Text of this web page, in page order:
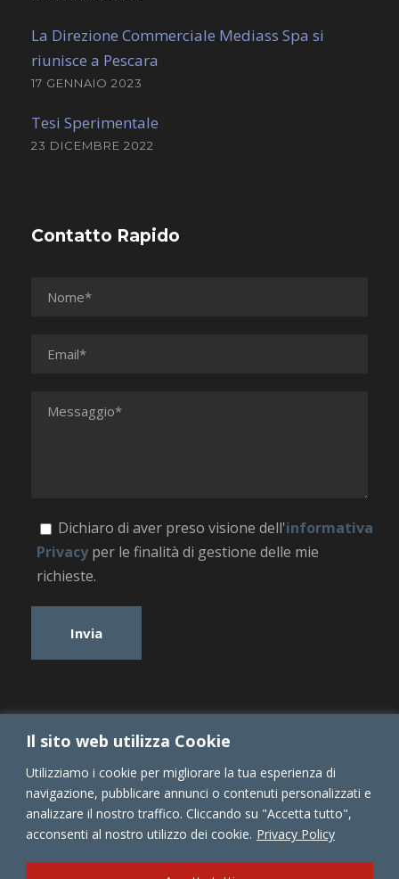
Il sito web utilizza Cookie
Utilizziamo i cookie per migliorare la tua esperienza di
navigazione, pubblicare annunci o contenuti personalizzati e
analizzare il nostro traffico. Cliccando su "Accetta tutto",
acconsenti al nostro utilizzo dei cookie. Privacy Policy
La Direzione Commerciale Mediass Spa si
riunisce a Pescara
17 GENNAIO 2023
Tesi Sperimentale
23 DICEMBRE 2022
Contatto Rapido
Dichiaro di aver preso visione dell'informativa
Privacyper le finalità di gestione delle mie
richieste.
Copyright 2020, All Right Reserved, Mediass
Privacy Policy·Compliance·Firma Elettronica·